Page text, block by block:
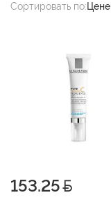
Сортировать по: Цене
153.25